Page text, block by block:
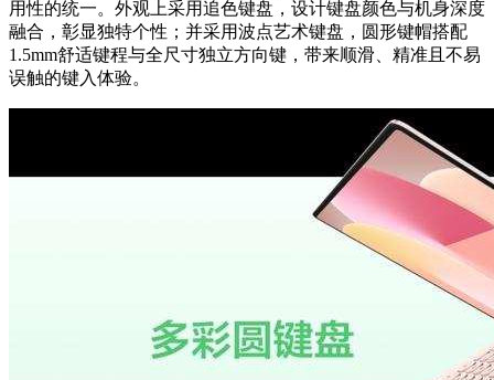
用性的统一。外观上采用追色键盘，设计键盘颜色与机身深度
融合，彰显独特个性；并采用波点艺术键盘，圆形键帽搭配
1.5mm舒适键程与全尺寸独立方向键，带来顺滑、精准且不易
误触的键入体验。